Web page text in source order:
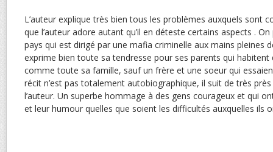
L’auteur explique très bien tous les problèmes auxquels sont
que l’auteur adore autant qu’il en déteste certains aspects . On
pays qui est dirigé par une mafia criminelle aux mains pleines
exprime bien toute sa tendresse pour ses parents qui habitent
comme toute sa famille, sauf un frère et une soeur qui
récit n’est pas totalement autobiographique, il suit de très
l’auteur. Un superbe hommage à des gens courageux et qui
et leur humour quelles que soient les difficultés auxquelles ils